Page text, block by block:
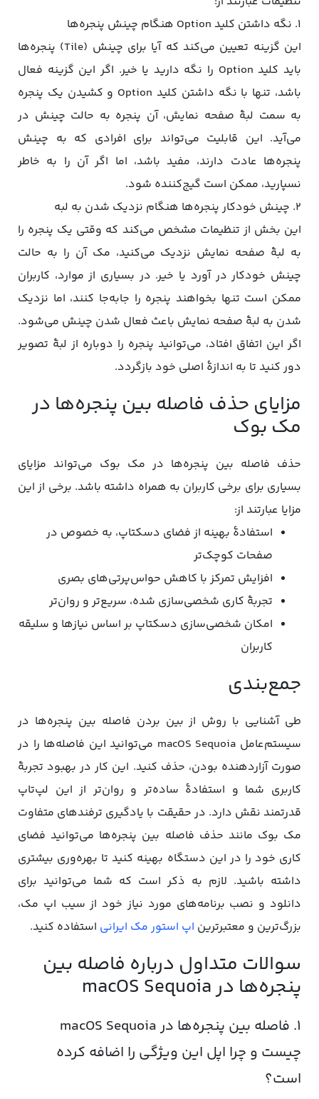
۱. نگه داشتن کلید Option هنگام چینش پنجره‌ها
این گزینه تعیین می‌کند که آیا برای چینش (Tile) پنجره‌ها
باید کلید Option را نگه دارید یا خیر. اگر این گزینه فعال
باشد، تنها با نگه داشتن کلید Option و کشیدن یک پنجره
به سمت لبۀ صفحه نمایش، آن پنجره به حالت چینش در
می‌آید. این قابلیت می‌تواند برای افرادی که به چینش
پنجره‌ها عادت دارند، مفید باشد، اما اگر آن را به خاطر
نسپارید، ممکن است گیج‌کننده شود.
۲. چینش خودکار پنجره‌ها هنگام نزدیک شدن به لبه
این بخش از تنظیمات مشخص می‌کند که وقتی یک پنجره را
به لبۀ صفحه نمایش نزدیک می‌کنید، مک آن را به حالت
چینش خودکار در ‌آورد یا خیر. در بسیاری از موارد، کاربران
ممکن است تنها بخواهند پنجره را جابه‌جا کنند، اما نزدیک
شدن به لبۀ صفحه نمایش باعث فعال شدن چینش می‌شود.
اگر این اتفاق افتاد، می‌توانید پنجره را دوباره از لبۀ تصویر
دور کنید تا به اندازۀ اصلی خود بازگردد.
مزایای حذف فاصله بین پنجره‌ها در
مک بوک
حذف فاصله بین پنجره‌ها در مک بوک می‌تواند مزایای
بسیاری برای برخی کاربران به همراه داشته باشد. برخی از این
مزایا عبارتند از:
استفادۀ بهینه از فضای دسکتاپ، به خصوص در
صفحات کوچک‌تر
افزایش تمرکز با کاهش حواس‌پرتی‌های بصری
تجربۀ کاری شخصی‌سازی شده، سریع‌تر و روان‌تر
امکان شخصی‌سازی دسکتاپ بر اساس نیازها و سلیقه
کاربران
جمع‌بندی
طی آشنایی با روش از بین بردن فاصله بین پنجره‌ها در
سیستم‌عامل macOS Sequoia می‌توانید این فاصله‌ها را در
صورت آزاردهنده بودن، حذف کنید. این کار در بهبود تجربۀ
کاربری شما و استفادۀ ساده‌تر و روان‌تر از این لپ‌تاپ
قدرتمند نقش دارد. در حقیقت با یادگیری ترفندهای متفاوت
مک بوک مانند حذف فاصله بین پنجره‌ها می‌توانید فضای
کاری خود را در این دستگاه بهینه کنید تا بهره‌وری بیشتری
داشته باشید. لازم به ذکر است که شما می‌توانید برای
دانلود و نصب برنامه‌های مورد نیاز خود از سیب اپ مک،
بزرگ‌ترین و معتبرترین اپ استور مک ایرانی استفاده کنید.
سوالات متداول درباره فاصله بین
پنجره‌ها در macOS Sequoia
۱. فاصله بین پنجره‌ها در macOS Sequoia
چیست و چرا اپل این ویژگی را اضافه کرده
است؟